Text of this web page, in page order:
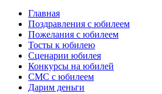
Главная
Поздравления с юбилеем
Пожелания с юбилеем
Тосты к юбилею
Сценарии юбилея
Конкурсы на юбилей
СМС с юбилеем
Дарим деньги